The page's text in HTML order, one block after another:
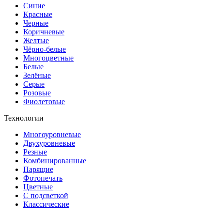
Синие
Красные
Черные
Коричневые
Желтые
Чёрно-белые
Многоцветные
Белые
Зелёные
Серые
Розовые
Фиолетовые
Технологии
Многоуровневые
Двухуровневые
Резные
Комбинированные
Парящие
Фотопечать
Цветные
С подсветкой
Классические